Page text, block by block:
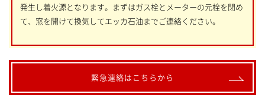
発生し着火源となります。まずはガス栓とメーターの元栓を閉め
て、窓を開けて換気してエッカ石油までご連絡ください。
緊急連絡はこちらから